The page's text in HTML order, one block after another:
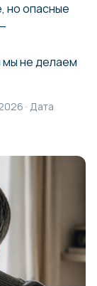
но опасные
мы не делаем
· Дата